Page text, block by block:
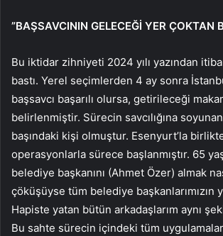
”BAŞSAVCININ GELECEĞİ YER ÇOKTAN
Bu iktidar zihniyeti 2024 yılı yazından
bastı. Yerel seçimlerden 4 ay sonra
başsavcı başarılı olursa, getirileceği
belirlenmiştir. Sürecin savcılığına
başındaki kişi olmuştur. Esenyurt’la
operasyonlarla sürece başlanmıştır. 65
belediye başkanını (Ahmet Özer) almak
çöküşüyse tüm belediye başkanlarımızın
Hapiste yatan bütün arkadaşlarım aynı
Bu sahte sürecin içindeki tüm